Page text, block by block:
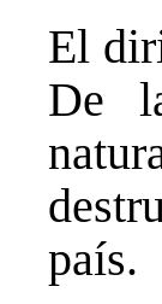
El
De
país.